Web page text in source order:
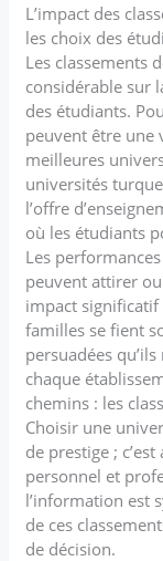
L’impact des
les choix des
Les classements
considérable sur
des étudiants.
peuvent être une
meilleures
universités
l’offre
où les étudiants
Les
peuvent attirer
impact
familles se fient
persuadées
chaque
chemins : les
Choisir une
de prestige ;
personnel et
l’information est
de ces
de décision.